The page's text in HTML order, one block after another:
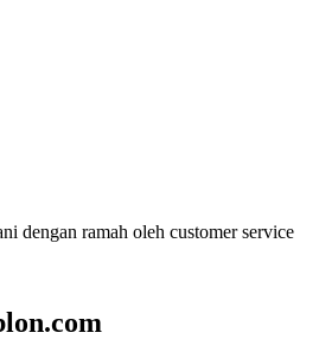
dengan ramah oleh customer service